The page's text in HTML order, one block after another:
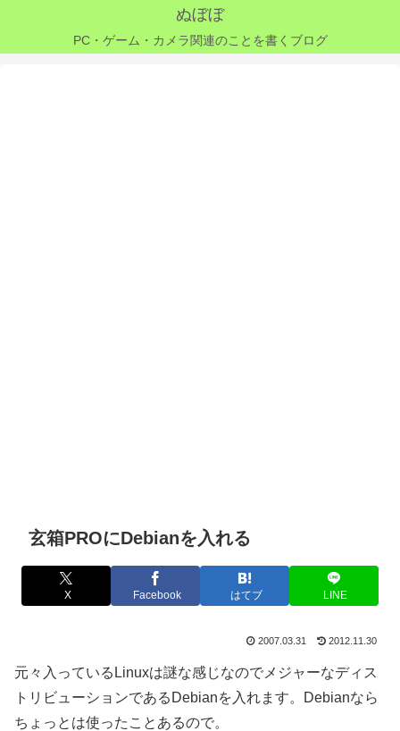
ぬぼぼ
PC・ゲーム・カメラ関連のことを書くブログ
玄箱PROにDebianを入れる
X Facebook はてブ LINE
2007.03.31 2012.11.30
元々入っているLinuxは謎な感じなのでメジャーなディス
トリビューションであるDebianを入れます。Debianなら
ちょっとは使ったことあるので。